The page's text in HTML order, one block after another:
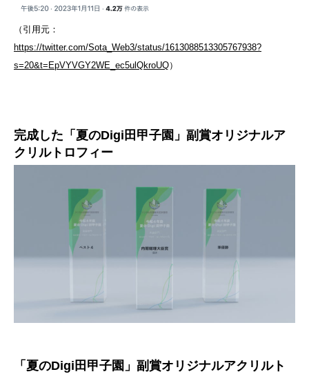
（引用元：
https://twitter.com/Sota_Web3/status/1613088513305767938?
s=20&t=EpVYVGY2WE_ec5ulQkroUQ）
完成した「夏のDigi田甲子園」副賞オリジナルア
クリルトロフィー
「夏のDigi田甲子園」副賞オリジナルアクリルト